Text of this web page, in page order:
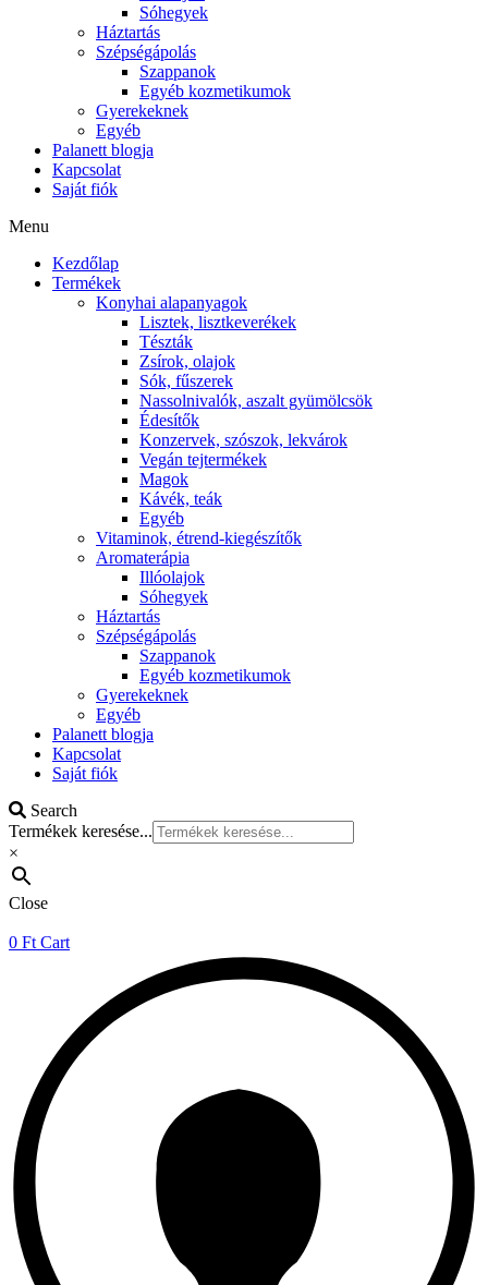
Sóhegyek
Háztartás
Szépségápolás
Szappanok
Egyéb kozmetikumok
Gyerekeknek
Egyéb
Palanett blogja
Kapcsolat
Saját fiók
Menu
Kezdőlap
Termékek
Konyhai alapanyagok
Lisztek, lisztkeverékek
Tészták
Zsírok, olajok
Sók, fűszerek
Nassolnivalók, aszalt gyümölcsök
Édesítők
Konzervek, szószok, lekvárok
Vegán tejtermékek
Magok
Kávék, teák
Egyéb
Vitaminok, étrend-kiegészítők
Aromaterápia
Illóolajok
Sóhegyek
Háztartás
Szépségápolás
Szappanok
Egyéb kozmetikumok
Gyerekeknek
Egyéb
Palanett blogja
Kapcsolat
Saját fiók
Search
Termékek keresése...
×
Close
0 Ft Cart